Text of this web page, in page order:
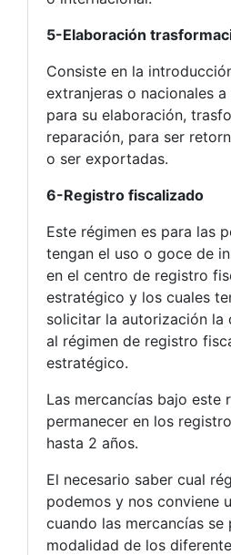
5-Elaboración
Consiste en la
extranjeras o nacionales
para su elaboración,
reparación, para ser
o ser exportadas.
6-Registro fiscalizado
Este régimen es para las
tengan el uso o goce de
en el centro de registro
estratégico y los cuales
solicitar la autorización la
al régimen de registro
estratégico.
Las mercancías bajo este
permanecer en los
hasta 2 años.
El necesario saber cual
podemos y nos conviene
cuando las mercancías se
modalidad de los